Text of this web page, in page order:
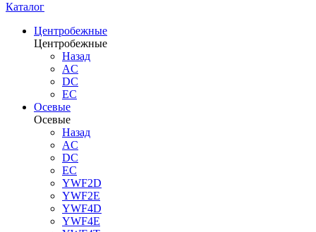
Каталог
Центробежные
Центробежные
Назад
AC
DC
EC
Осевые
Осевые
Назад
AC
DC
EC
YWF2D
YWF2E
YWF4D
YWF4E